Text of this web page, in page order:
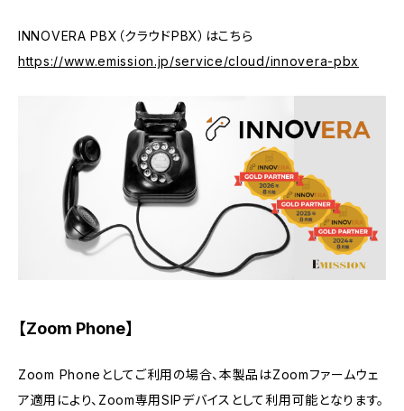
INNOVERA PBX（クラウドPBX）はこちら
https://www.emission.jp/service/cloud/innovera-pbx
【Zoom Phone】
Zoom Phoneとしてご利用の場合、本製品はZoomファームウェ
ア適用により、Zoom専用SIPデバイスとして利用可能となります。